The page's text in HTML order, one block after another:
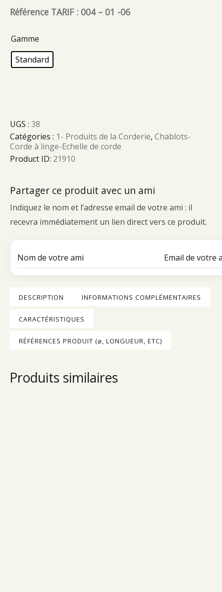
Référence TARIF : 004 – 01 -06
Gamme
Standard
UGS : 38
Catégories : 1- Produits de la Corderie, Chablots-
Corde à linge-Echelle de corde
Product ID: 21910
Partager ce produit avec un ami
Indiquez le nom et l’adresse email de votre ami : il
recevra immédiatement un lien direct vers ce produit.
DESCRIPTION INFORMATIONS COMPLÉMENTAIRES
CARACTÉRISTIQUES
RÉFÉRENCES PRODUIT (⌀, LONGUEUR, ETC)
Produits similaires